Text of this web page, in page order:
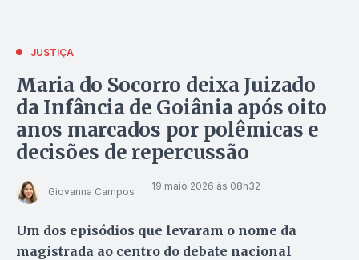
JUSTIÇA
Maria do Socorro deixa Juizado
da Infância de Goiânia após oito
anos marcados por polêmicas e
decisões de repercussão
Giovanna Campos 19 maio 2026 às 08h32
Um dos episódios que levaram o nome da
magistrada ao centro do debate nacional